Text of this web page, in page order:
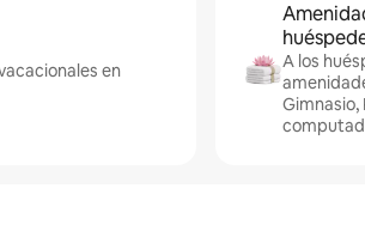
en
A los
Gimnasio,